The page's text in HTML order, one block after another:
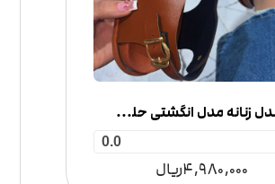
صندل زنانه مدل انگشتی حلقه‌ای
0.0
4,980,000ریال